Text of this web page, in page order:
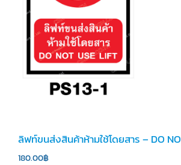
ลิฟท์ขนส่งสินค้าห้ามใช้โดยสาร – DO
180.00฿